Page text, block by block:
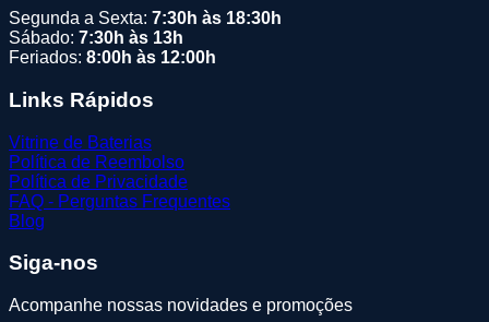
Segunda a Sexta: 7:30h às 18:30h
Sábado: 7:30h às 13h
Feriados: 8:00h às 12:00h
Links Rápidos
Vitrine de Baterias
Política de Reembolso
Política de Privacidade
FAQ - Perguntas Frequentes
Blog
Siga-nos
Acompanhe nossas novidades e promoções